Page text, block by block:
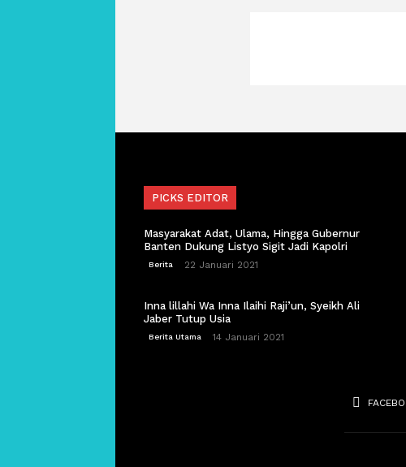
PICKS EDITOR
Masyarakat Adat, Ulama, Hingga Gubernur
Banten Dukung Listyo Sigit Jadi Kapolri
Berita 22 Januari 2021
Inna lillahi Wa Inna Ilaihi Raji’un, Syeikh Ali
Jaber Tutup Usia
Berita Utama 14 Januari 2021